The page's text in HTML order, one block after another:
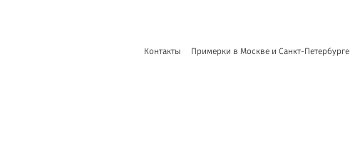
Контакты Примерки в Москве и Санкт-Петербурге